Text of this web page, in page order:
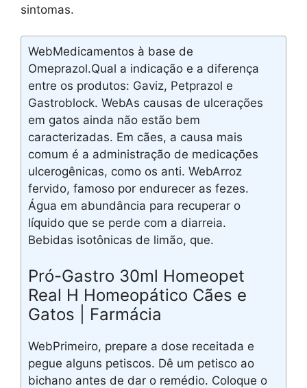
sintomas.
WebMedicamentos à base de
Omeprazol.Qual a indicação e a diferença
entre os produtos: Gaviz, Petprazol e
Gastroblock. WebAs causas de ulcerações
em gatos ainda não estão bem
caracterizadas. Em cães, a causa mais
comum é a administração de medicações
ulcerogênicas, como os anti. WebArroz
fervido, famoso por endurecer as fezes.
Água em abundância para recuperar o
líquido que se perde com a diarreia.
Bebidas isotônicas de limão, que.
Pró-Gastro 30ml Homeopet
Real H Homeopático Cães e
Gatos | Farmácia
WebPrimeiro, prepare a dose receitada e
pegue alguns petiscos. Dê um petisco ao
bichano antes de dar o remédio. Coloque o